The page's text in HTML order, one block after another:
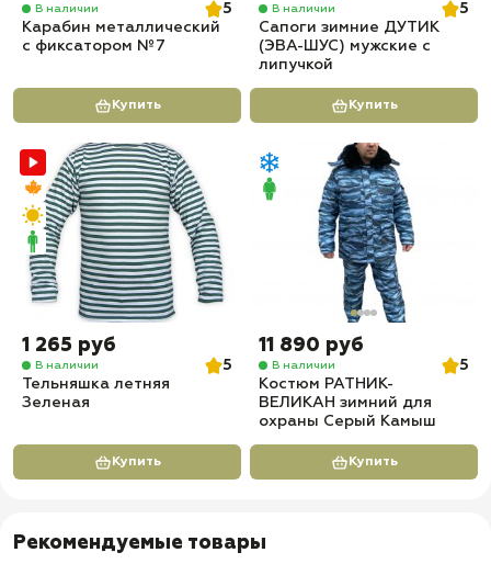
В наличии
5
Карабин металлический
с фиксатором №7
Купить
В наличии
5
Сапоги зимние ДУТИК
(ЭВА-ШУС) мужские с
липучкой
Купить
1 265 руб
В наличии
5
Тельняшка летняя
Зеленая
Купить
11 890 руб
В наличии
5
Костюм РАТНИК-
ВЕЛИКАН зимний для
охраны Серый Камыш
Купить
Рекомендуемые товары